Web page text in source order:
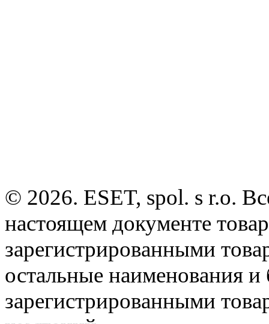
© 2026. ESET, spol. s r.o.
настоящем документе
зарегистрированными
остальные наименования
зарегистрированными